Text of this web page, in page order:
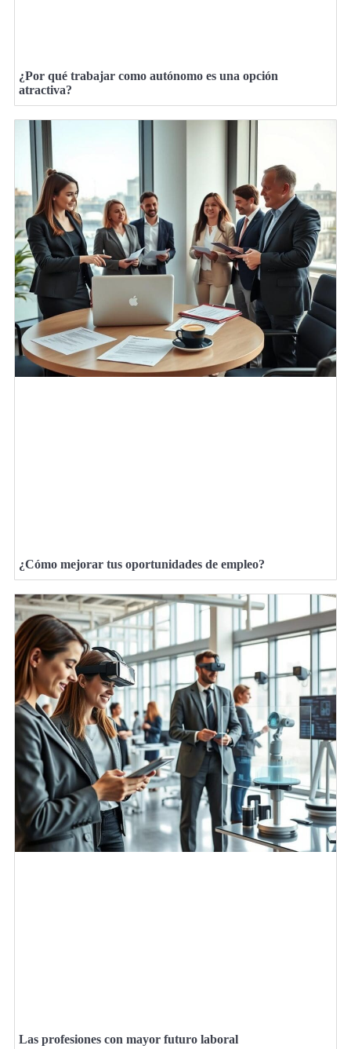
¿Por qué trabajar como autónomo es una opción
atractiva?
¿Cómo mejorar tus oportunidades de empleo?
Las profesiones con mayor futuro laboral